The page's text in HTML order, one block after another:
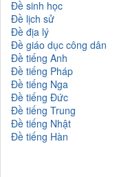
Đề sinh học
Đề lịch sử
Đề địa lý
Đề giáo dục công dân
Đề tiếng Anh
Đề tiếng Pháp
Đề tiếng Nga
Đề tiếng Đức
Đề tiếng Trung
Đề tiếng Nhật
Đề tiếng Hàn